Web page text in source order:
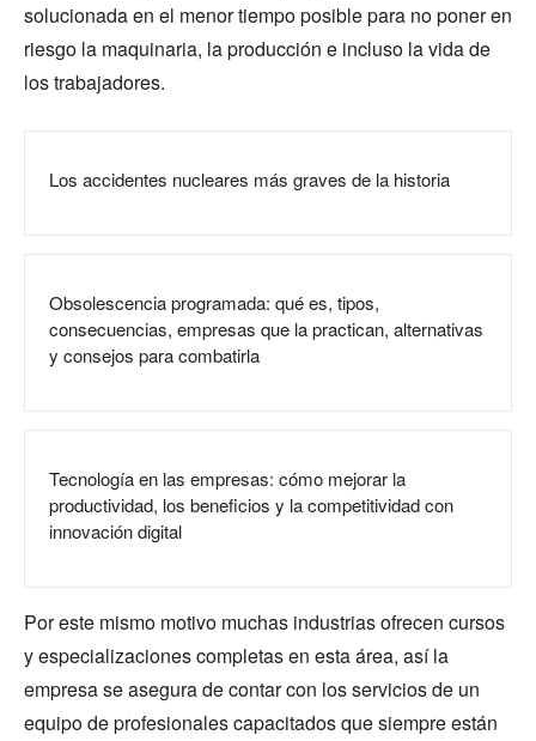
solucionada en el menor tiempo posible para no poner en
riesgo la maquinaria, la producción e incluso la vida de
los trabajadores.
Los accidentes nucleares más graves de la historia
Obsolescencia programada: qué es, tipos,
consecuencias, empresas que la practican, alternativas
y consejos para combatirla
Tecnología en las empresas: cómo mejorar la
productividad, los beneficios y la competitividad con
innovación digital
Por este mismo motivo muchas industrias ofrecen cursos
y especializaciones completas en esta área, así la
empresa se asegura de contar con los servicios de un
equipo de profesionales capacitados que siempre están